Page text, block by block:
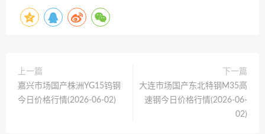
上一篇
嘉兴市场国产株洲YG15钨钢
今日价格行情(2026-06-02)
下一篇
大连市场国产东北特钢M35高
速钢今日价格行情(2026-06-
02)